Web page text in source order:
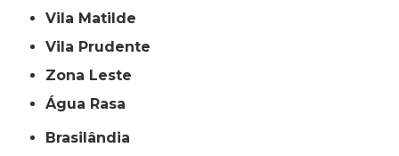
Vila Matilde
Vila Prudente
Zona Leste
Água Rasa
Brasilândia